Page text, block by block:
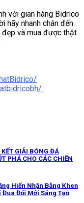
với gian hàng Bidrico
hãy nhanh chân đến
và mua được thật
GIẢI BÓNG ĐÁ
PHÁ CHO CÁC CHIẾN
Hiến Nhận Bằng Khen
Đua Đổi Mới Sáng Tạo